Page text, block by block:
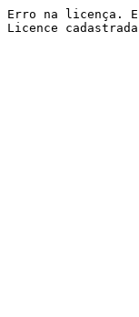
Erro na licença.
Licence